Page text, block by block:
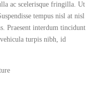
ac scelerisque fringilla. Ut
tempus nisl at nisl
Praesent interdum tincidunt
turpis nibh, id